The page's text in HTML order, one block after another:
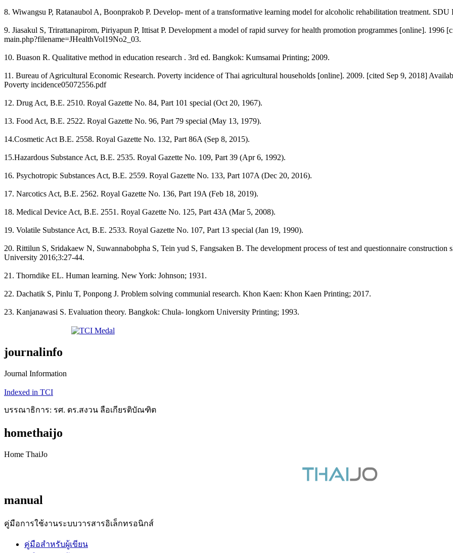
8. Wiwangsu P, Ratanaubol A, Boonprakob P. Develop- ment of a transformative learning model for alcoholic rehabilitation treatment. SDU
9. Jiasakul S, Trirattanapirom, Piriyapun P, Ittisat P. Development a model of rapid survey for health promotion programmes [online]. 1996
main.php?filename=JHealthVol19No2_03.
10. Buason R. Qualitative method in education research . 3rd ed. Bangkok: Kumsamai Printing; 2009.
11. Bureau of Agricultural Economic Research. Poverty incidence of Thai agricultural households [online]. 2009. [cited Sep 9, 2018]
Poverty incidence05072556.pdf
12. Drug Act, B.E. 2510. Royal Gazette No. 84, Part 101 special (Oct 20, 1967).
13. Food Act, B.E. 2522. Royal Gazette No. 96, Part 79 special (May 13, 1979).
14.Cosmetic Act B.E. 2558. Royal Gazette No. 132, Part 86A (Sep 8, 2015).
15.Hazardous Substance Act, B.E. 2535. Royal Gazette No. 109, Part 39 (Apr 6, 1992).
16. Psychotropic Substances Act, B.E. 2559. Royal Gazette No. 133, Part 107A (Dec 20, 2016).
17. Narcotics Act, B.E. 2562. Royal Gazette No. 136, Part 19A (Feb 18, 2019).
18. Medical Device Act, B.E. 2551. Royal Gazette No. 125, Part 43A (Mar 5, 2008).
19. Volatile Substance Act, B.E. 2533. Royal Gazette No. 107, Part 13 special (Jan 19, 1990).
20. Rittilun S, Sridakaew N, Suwannabobpha S, Tein yud S, Fangsaken B. The development process of test and questionnaire
University 2016;3:27-44.
21. Thorndike EL. Human learning. New York: Johnson; 1931.
22. Dachatik S, Pinlu T, Ponpong J. Problem solving communial research. Khon Kaen: Khon Kaen Printing; 2017.
23. Kanjanawasi S. Evaluation theory. Bangkok: Chula- longkorn University Printing; 1993.
journalinfo
Journal Information
Indexed in TCI
บรรณาธิการ: รศ. ดร.สงวน ลือเกียรติบัณฑิต
homethaijo
Home ThaiJo
manual
คู่มือการใช้งานระบบวารสารอิเล็กทรอนิกส์
คู่มือสำหรับผู้เขียน